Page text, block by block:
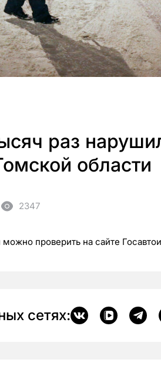
раз
области
2347
проверить на сайте
сетях: